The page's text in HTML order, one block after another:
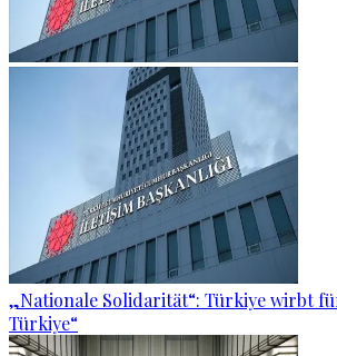
„Nationale Solidarität“: Türkiye wirbt
Türkiye“